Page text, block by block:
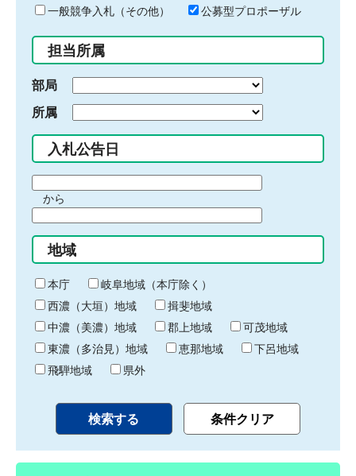
ド
入
力
一般競争入札（その他）
公募型プロポーザル
担当所属
部局
所属
入札公告日
間
始
り
から
間
終
わ
り
地域
本庁
岐阜地域（本庁除く）
西濃（大垣）地域
揖斐地域
中濃（美濃）地域
郡上地域
可茂地域
東濃（多治見）地域
恵那地域
下呂地域
飛騨地域
県外